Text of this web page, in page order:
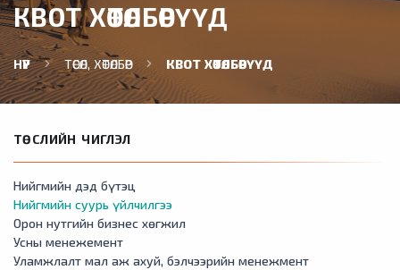
КВОТ ХӨТӨЛБӨРҮҮД
НҮҮР ТӨСӨЛ, ХӨТӨЛБӨР КВОТ ХӨТӨЛБӨРҮҮД
ТӨСЛИЙН ЧИГЛЭЛ
Нийгмийн дэд бүтэц
Нийгмийн суурь үйлчилгээ
Орон нутгийн бизнес хөгжил
Усны менежемент
Уламжлалт мал аж ахуй, бэлчээрийн менежмент